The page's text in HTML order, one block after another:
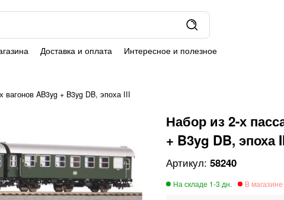
Доставка и оплата Интересное и полезное
вагонов AB3yg + B3yg DB, эпоха III
Набор из 2-х
+ B3yg DB, эпоха
58240